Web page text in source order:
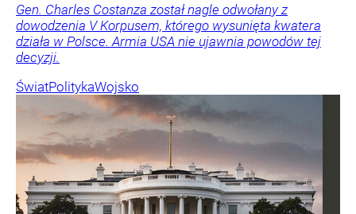
Gen. Charles Costanza został nagle odwołany z
dowodzenia V Korpusem, którego wysunięta kwatera
działa w Polsce. Armia USA nie ujawnia powodów tej
decyzji.
ŚwiatPolitykaWojsko